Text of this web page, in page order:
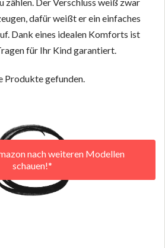
zählen. Der Verschluss weiß zwar
dafür weißt er ein einfaches
Dank eines idealen Komforts ist
für Ihr Kind garantiert.
Produkte gefunden.
nach weiteren Modellen
schauen!*